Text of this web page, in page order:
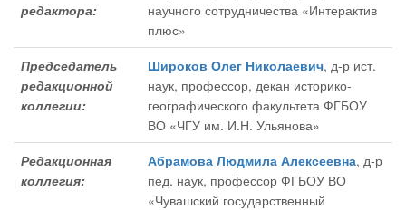
редактора:
научного сотрудничества «Интерактив
плюс»
Председатель
редакционной
коллегии:
Широков Олег Николаевич, д-р ист.
наук, профессор, декан историко-
географического факультета ФГБОУ
ВО «ЧГУ им. И.Н. Ульянова»
Редакционная
коллегия:
Абрамова Людмила Алексеевна, д-р
пед. наук, профессор ФГБОУ ВО
«Чувашский государственный